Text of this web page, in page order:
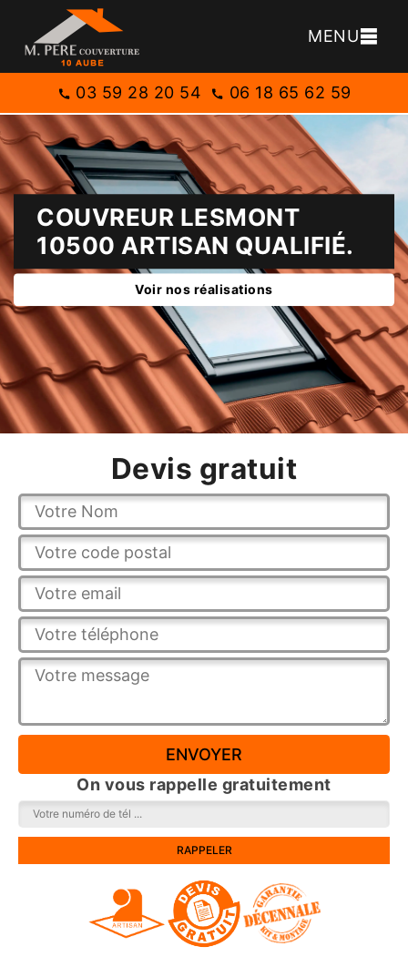
MENU
03 59 28 20 54 06 18 65 62 59
COUVREUR LESMONT
10500 ARTISAN QUALIFIÉ.
Voir nos réalisations
Devis gratuit
On vous rappelle gratuitement